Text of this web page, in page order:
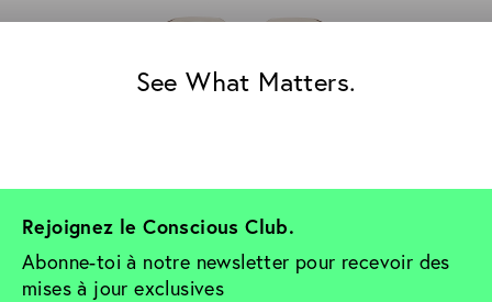
See What Matters.
Rejoignez le Conscious Club.
Abonne-toi à notre newsletter pour recevoir des
mises à jour exclusives